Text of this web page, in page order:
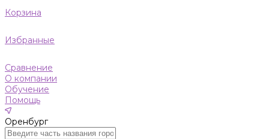
Корзина
Избранные
Сравнение
О компании
Обучение
Помощь
Оренбург